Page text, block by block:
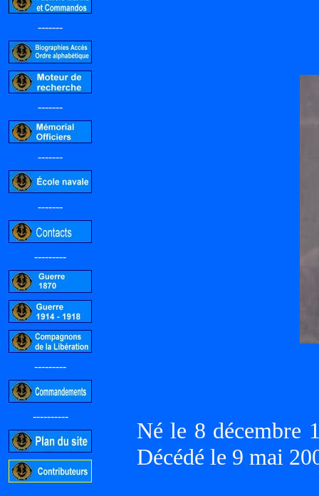
-------
-------
-------
-------
---------
---------
----------
Né le 8
Décédé le 9 mai